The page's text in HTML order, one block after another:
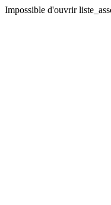
Impossible d'ouvrir